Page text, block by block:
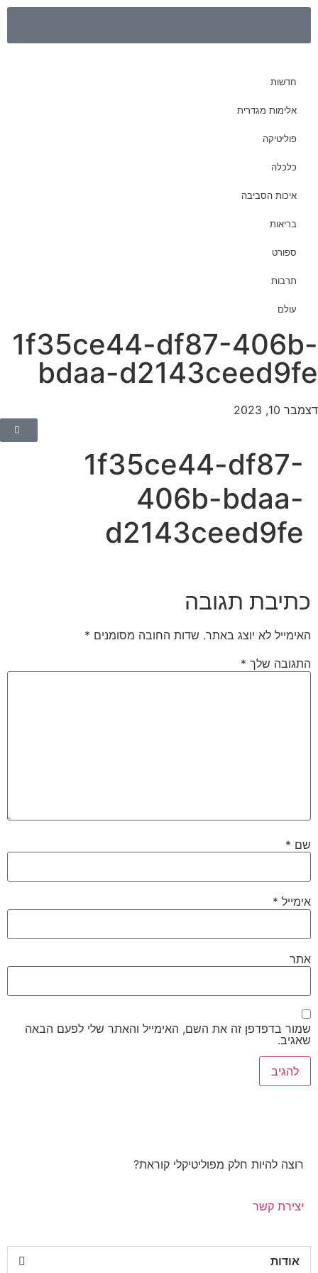
חדשות
אלימות מגדרית
פוליטיקה
כלכלה
איכות הסביבה
בריאות
ספורט
תרבות
עולם
1f35ce44-df87-
bdaa-
10, 2023
1f35ce44-df87-
406b-bdaa-
d2143ceed9fe
כתיבת תגובה
האימייל לא יוצג באתר. שדות החובה מסומנים*
התגובה שלך*
שם*
אימייל*
אתר
שמור בדפדפן זה את השם, האימייל והאתר שלי לפעם הבאה
שאגיב.
רוצה להיות חלק מפוליטיקלי קוראת?
יצירת קשר
אודות